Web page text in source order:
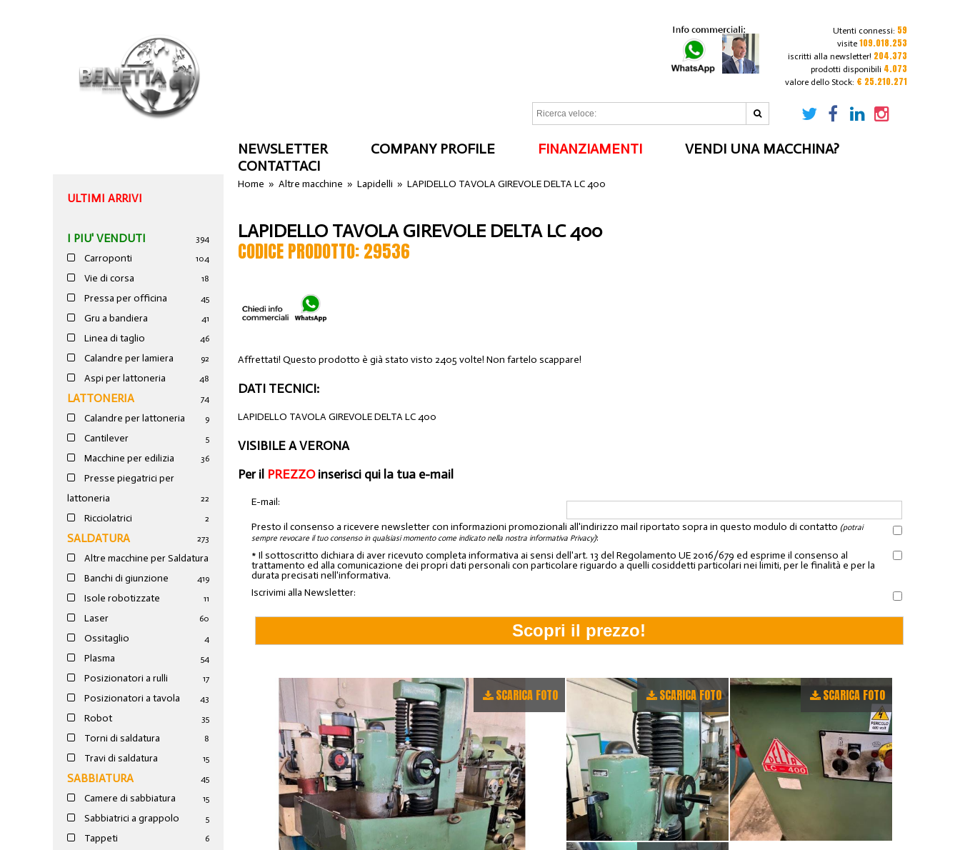
Utenti connessi: 59
visite 109.018.253
iscritti alla newsletter! 204.373
prodotti disponibili 4.073
valore dello Stock: € 25.210.271
NEWSLETTER COMPANY PROFILE FINANZIAMENTI
VENDI UNA MACCHINA?
CONTATTACI
ULTIMI ARRIVI
I PIU' VENDUTI 394
Carroponti 104
Vie di corsa 18
Pressa per officina 45
Gru a bandiera 41
Linea di taglio 46
Calandre per lamiera 92
Aspi per lattoneria 48
LATTONERIA 74
Calandre per lattoneria 9
Cantilever 5
Macchine per edilizia 36
Presse piegatrici per
lattoneria
22
Ricciolatrici 2
SALDATURA 273
Altre macchine per Saldatura
19
Banchi di giunzione 4
Isole robotizzate 11
Laser 60
Ossitaglio 4
Plasma 54
Posizionatori a rulli 17
Posizionatori a tavola 43
Robot 35
Torni di saldatura 8
Travi di saldatura 15
SABBIATURA 45
Camere di sabbiatura 15
Sabbiatrici a grappolo 5
Tappeti 6
Home »Altre macchine »Lapidelli »LAPIDELLO TAVOLA GIREVOLE DELTA LC 400
LAPIDELLO TAVOLA GIREVOLE DELTA LC 400
CODICE PRODOTTO: 29536
Affrettati! Questo prodotto è già stato visto 2405 volte! Non fartelo scappare!
DATI TECNICI:
LAPIDELLO TAVOLA GIREVOLE DELTA LC 400
VISIBILE A VERONA
Per il PREZZOinserisci qui la tua e-mail
E-mail:
Presto il consenso a ricevere newsletter con informazioni promozionali all'indirizzo mail riportato sopra in questo modulo di contatto (potrai
sempre revocare il tuo consenso in qualsiasi momento come indicato nella nostra informativa Privacy):
* Il sottoscritto dichiara di aver ricevuto completa informativa ai sensi dell'art. 13 del Regolamento UE 2016/679 ed esprime il consenso al
trattamento ed alla comunicazione dei propri dati personali con particolare riguardo a quelli cosiddetti particolari nei limiti, per le finalità e per la
durata precisati nell'informativa.
Iscrivimi alla Newsletter:
SCARICA FOTO SCARICA FOTO SCARICA FOTO